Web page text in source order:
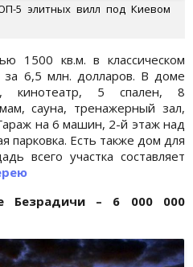
5 элитных вилл под Киевом
1500 кв.м. в классическом
6,5 млн. долларов. В доме
кинотеатр, 5 спален, 8
сауна, тренажерный зал,
на 6 машин, 2-й этаж над
парковка. Есть также дом для
всего участка составляет
Безрадичи – 6 000 000